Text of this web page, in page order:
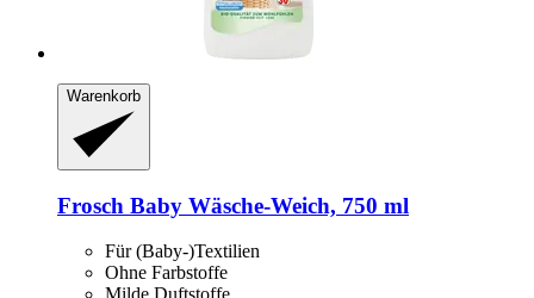
Warenkorb
Frosch Baby Wäsche-​Weich, 750 ml
Für (Baby-)Textilien
Ohne Farbstoffe